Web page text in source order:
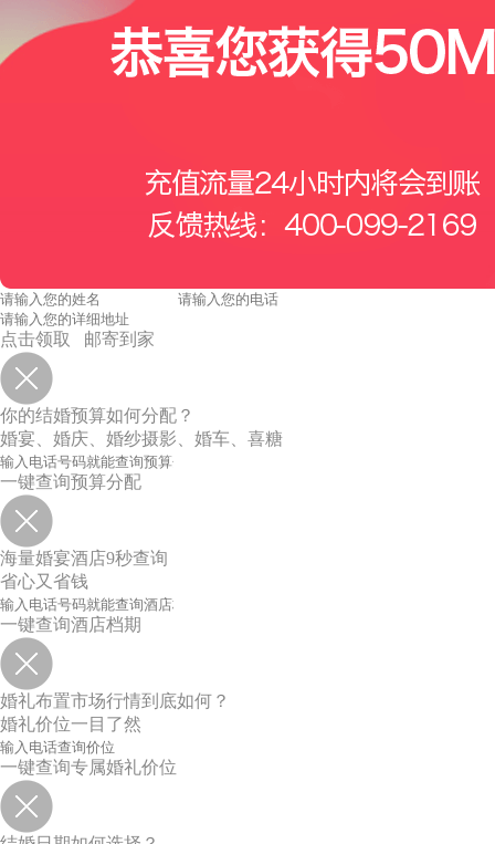
点击领取 邮寄到家
你的结婚预算如何分配？
婚宴、婚庆、婚纱摄影、婚车、喜糖
一键查询预算分配
海量婚宴酒店9秒查询
省心又省钱
一键查询酒店档期
婚礼布置市场行情到底如何？
婚礼价位一目了然
一键查询专属婚礼价位